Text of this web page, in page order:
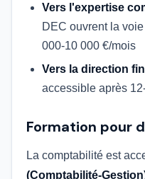
Vers l'expertise
DEC ouvrent la
000-10 000 €/mois
Vers la direction
accessible après
Formation pour
La comptabilité est
(Comptabilité-